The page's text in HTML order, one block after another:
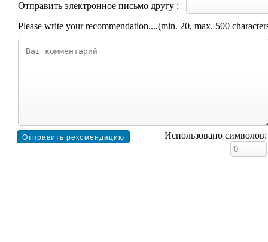
Отправить электронное письмо другу :
Please write your recommendation....(min. 20, max. 500
Использовано символов: